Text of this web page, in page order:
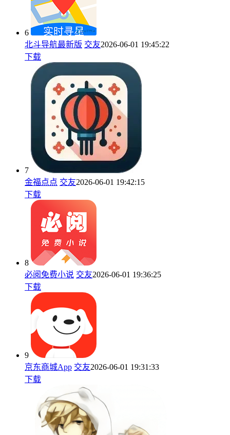
6
北斗导航最新版 交友2026-06-01 19:45:22
下载
7
金福点点 交友2026-06-01 19:42:15
下载
8
必阅免费小说 交友2026-06-01 19:36:25
下载
9
京东商城App 交友2026-06-01 19:31:33
下载